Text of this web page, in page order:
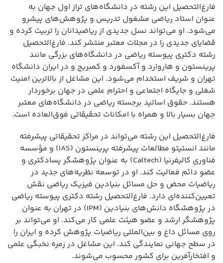
فارغ‌التحصیل این رشته در دانشگاه‌های تراز اول جهان به
عنوان استاد ریاضی مشغول تدریس و پژوهش‌های پیشرو
می‌شود. او می‌تواند نسل جدیدی از ریاضیدانان را تربیت کرده و
قضایای جدیدی را در مجلات معتبر منتشر کند. فارغ‌التحصیل
رشته دکتری پیوسته ریاضی در دانشگاه‌های بزرگی مانند
پرینستون و هاروارد و آکسفورد و کمبریج و در ایران دانشگاه
تهران و شریف استخدام می‌شود. این مشاغل از بالاترین امنیت
شغلی و جایگاه اجتماعی و احترام علمی در جهان برخوردار
هستند. حقوق اساتید برجسته ریاضی در دانشگاه‌های معتبر
جهان بسیار بالا و همراه با امکانات تحقیقاتی فوق‌العاده است.
فارغ‌التحصیل این رشته می‌تواند در مراکز تحقیقاتی پیشرفته
مانند انستیتو مطالعات پیشرفته پرینستون (IAS) و مؤسسه
فناوری کالیفرنیا (Caltech) به عنوان پژوهشگر پسادکتری و
عضو دائم فعالیت کند. او در توسعه نظریه‌های جدید در
ریاضیات محض و حل مسائل بنیادین فیزیک ریاضی نقش
تعیین‌کننده‌ای دارد. فارغ‌التحصیل رشته دکتری پیوسته ریاضی
در پژوهشگاه دانش‌های بنیادین (IPM) در تهران به عنوان
پژوهشگر ارشد و عضو هیئت علمی کار می‌کند. او می‌تواند بر
روی مسائل داغ و بین‌المللی ریاضیات پژوهش کرده و ایران را
در سطح جهانی نمایندگی کند. این مشاغل در زمره نخبگی علمی
و افتخارآفرین برای کشور محسوب می‌شوند.